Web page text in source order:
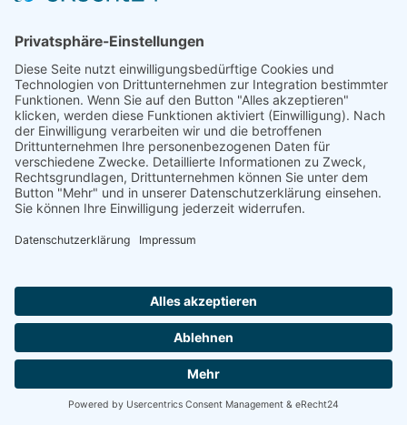
geschieht in unserer Partei?
Was ist die Lösung der Ethisch
Sozialen Partei?